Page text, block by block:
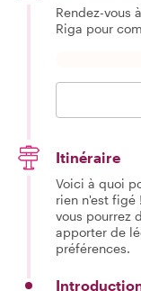
Rendez-vous
Riga pour
Itinéraire
Voici à quoi
rien n'est figé
vous pourrez
apporter de
préférences.